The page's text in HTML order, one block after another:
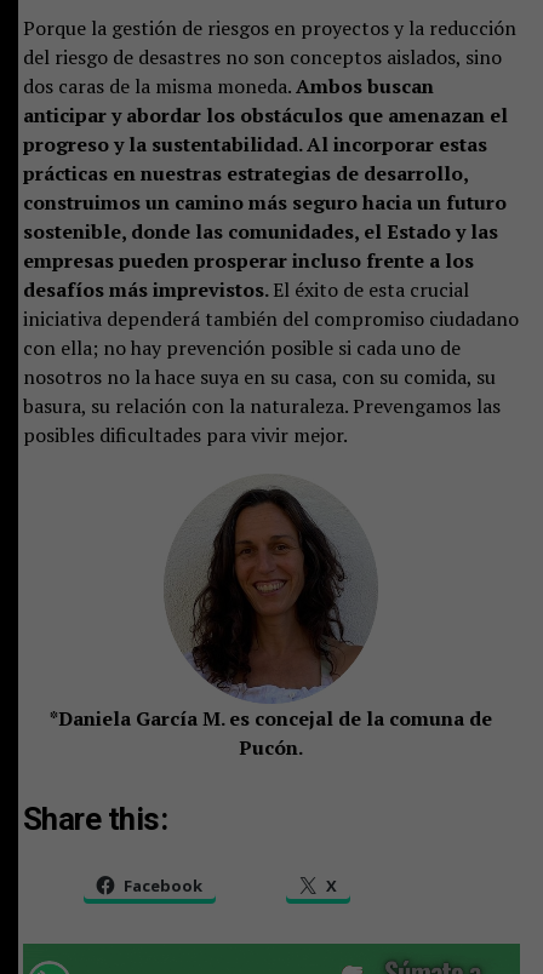
Porque la gestión de riesgos en proyectos y la reducción
del riesgo de desastres no son conceptos aislados, sino
dos caras de la misma moneda.Ambos buscan
anticipar y abordar los obstáculos que amenazan el
progreso y la sustentabilidad. Al incorporar estas
prácticas en nuestras estrategias de desarrollo,
construimos un camino más seguro hacia un futuro
sostenible, donde las comunidades, el Estado y las
empresas pueden prosperar incluso frente a los
desafíos más imprevistos.El éxito de esta crucial
iniciativa dependerá también del compromiso ciudadano
con ella; no hay prevención posible si cada uno de
nosotros no la hace suya en su casa, con su comida, su
basura, su relación con la naturaleza. Prevengamos las
posibles dificultades para vivir mejor.
*Daniela García M. es concejal de la comuna de
Pucón.
Share this:
Facebook X